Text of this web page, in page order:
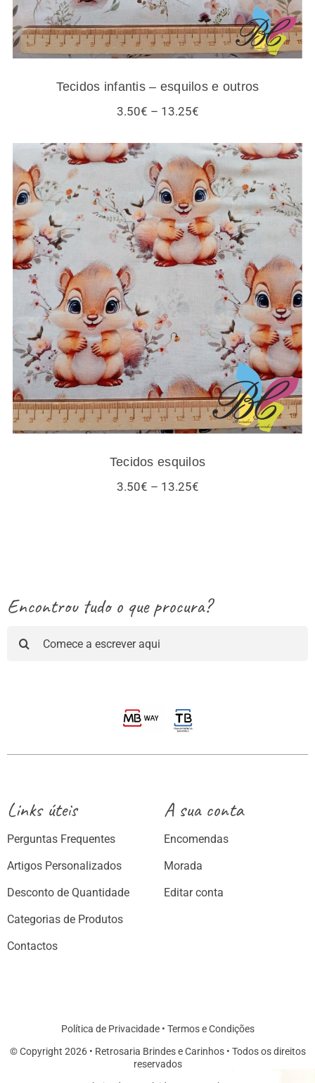
Tecidos infantis – esquilos e outros
3.50€ – 13.25€Price
through
13.25€
Tecidos esquilos
Tecidos esquilos
3.50€ – 13.25€Price
Encontrou tudo o que procura?
Links úteis
Perguntas Frequentes
Artigos Personalizados
Desconto de Quantidade
Categorias de Produtos
Contactos
A sua conta
Encomendas
Morada
Editar conta
Política de Privacidade• Termos e Condições
© Copyright 2026 • Retrosaria Brindes e Carinhos • Todos os direitos
reservados